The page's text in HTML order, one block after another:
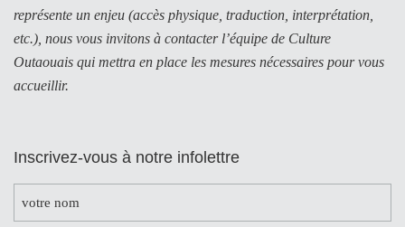
représente un enjeu (accès physique, traduction, interprétation,
etc.), nous vous invitons à contacter l’équipe de Culture
Outaouais qui mettra en place les mesures nécessaires pour vous
accueillir.
Inscrivez-vous à notre infolettre